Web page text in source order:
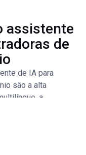
assistente
de
de IA para
são a alta
a